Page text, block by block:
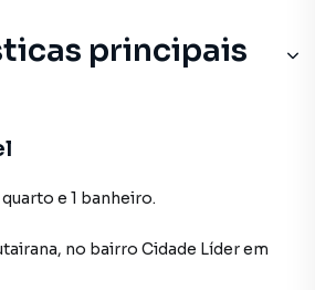
principais
e 1 banheiro.
, no bairro Cidade Líderem